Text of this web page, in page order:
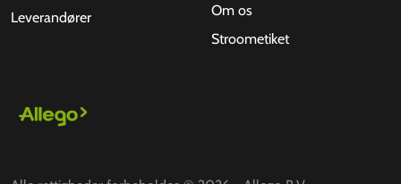
Leverandører
Om os
Stroometiket